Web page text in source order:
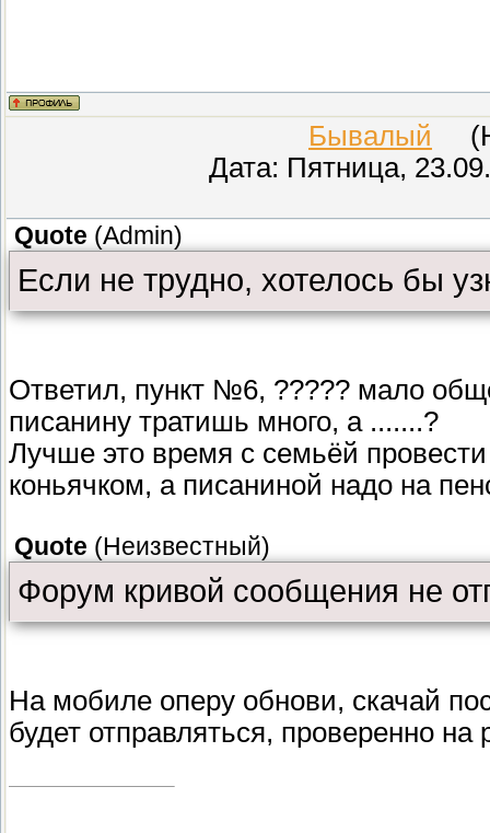
Бывалый
Дата: Пятница,
Quote (Admin)
Если не трудно, хотелось бы
Ответил, пункт №6, ????? мало
писанину тратишь много, а .......?
Лучше это время с семьёй
коньячком, а писаниной надо на
Quote (Неизвестный)
Форум кривой сообщения не
На мобиле оперу обнови, скачай
будет отправляться, проверенно